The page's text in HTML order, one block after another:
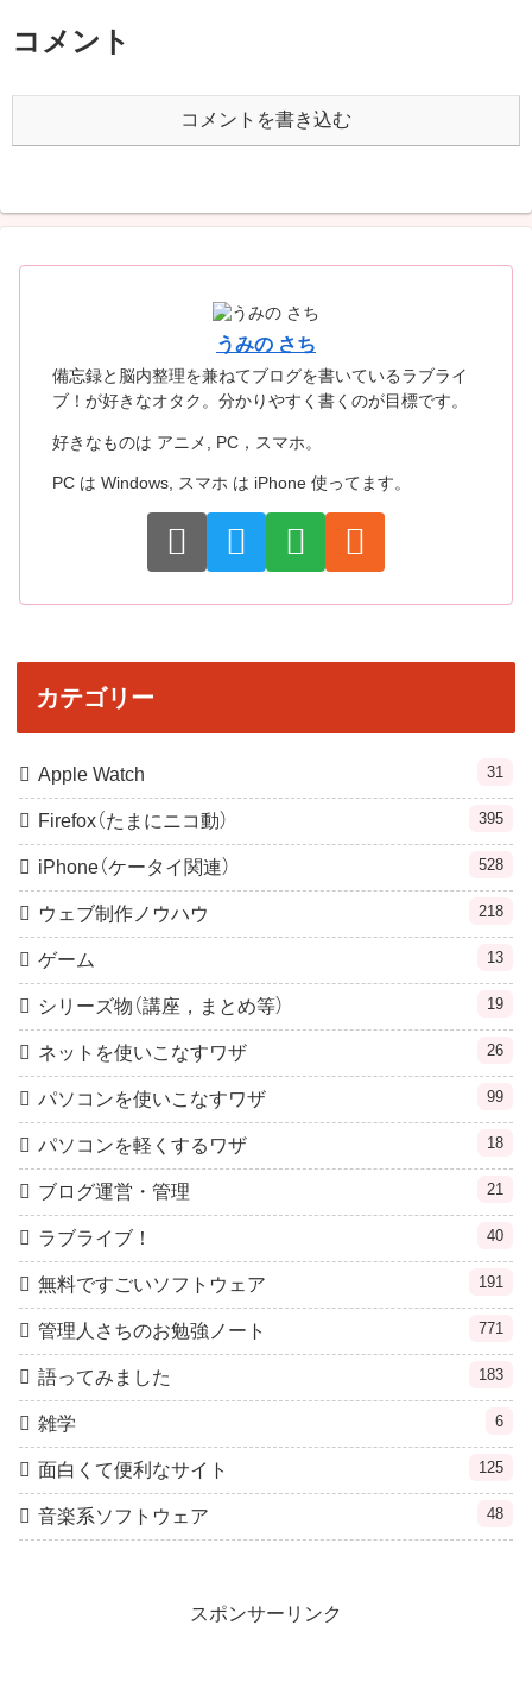
コメント
コメントを書き込む
うみの さち
備忘録と脳内整理を兼ねてブログを書いているラブライ
ブ！が好きなオタク。分かりやすく書くのが目標です。
好きなものは アニメ, PC，スマホ。
PC は Windows, スマホ は iPhone 使ってます。
カテゴリー
Apple Watch 31
Firefox（たまにニコ動） 395
iPhone（ケータイ関連） 528
ウェブ制作ノウハウ 218
ゲーム 13
シリーズ物（講座，まとめ等） 19
ネットを使いこなすワザ 26
パソコンを使いこなすワザ 99
パソコンを軽くするワザ 18
ブログ運営・管理 21
ラブライブ！ 40
無料ですごいソフトウェア 191
管理人さちのお勉強ノート 771
語ってみました 183
雑学 6
面白くて便利なサイト 125
音楽系ソフトウェア 48
スポンサーリンク